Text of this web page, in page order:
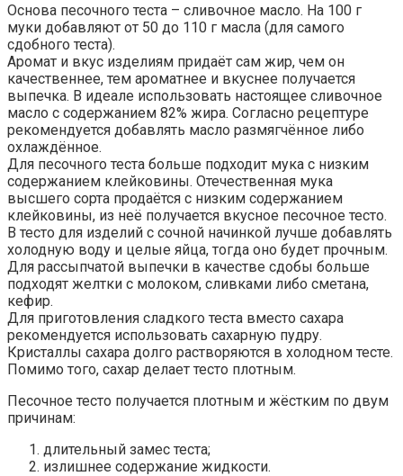
Основа песочного теста – сливочное масло. На 100 г
муки добавляют от 50 до 110 г масла (для самого
сдобного теста).
Аромат и вкус изделиям придаёт сам жир, чем он
качественнее, тем ароматнее и вкуснее получается
выпечка. В идеале использовать настоящее сливочное
масло с содержанием 82% жира. Согласно рецептуре
рекомендуется добавлять масло размягчённое либо
охлаждённое.
Для песочного теста больше подходит мука с низким
содержанием клейковины. Отечественная мука
высшего сорта продаётся с низким содержанием
клейковины, из неё получается вкусное песочное тесто.
В тесто для изделий с сочной начинкой лучше добавлять
холодную воду и целые яйца, тогда оно будет прочным.
Для рассыпчатой выпечки в качестве сдобы больше
подходят желтки с молоком, сливками либо сметана,
кефир.
Для приготовления сладкого теста вместо сахара
рекомендуется использовать сахарную пудру.
Кристаллы сахара долго растворяются в холодном тесте.
Помимо того, сахар делает тесто плотным.
Песочное тесто получается плотным и жёстким по двум
причинам:
длительный замес теста;
излишнее содержание жидкости.